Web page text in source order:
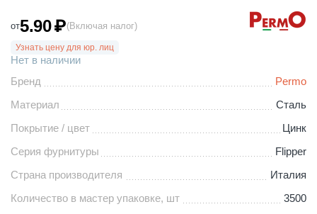
от5.90₽(Включая налог)
Узнать цену для юр. лиц
Нет в наличии
Бренд
Permo
Материал
Сталь
Покрытие / цвет
Цинк
Серия фурнитуры
Flipper
Страна производителя
Италия
Количество в мастер упаковке, шт
3500